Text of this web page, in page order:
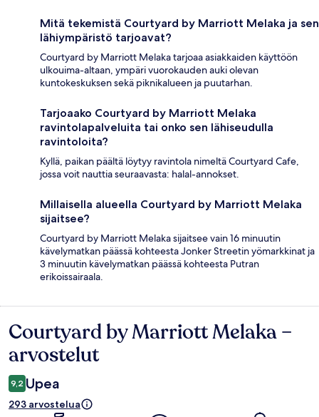
Mitä tekemistä Courtyard by Marriott Melaka ja sen
lähiympäristö tarjoavat?
Courtyard by Marriott Melaka tarjoaa asiakkaiden käyttöön
ulkouima-altaan, ympäri vuorokauden auki olevan
kuntokeskuksen sekä piknikalueen ja puutarhan.
Tarjoaako Courtyard by Marriott Melaka
ravintolapalveluita tai onko sen lähiseudulla
ravintoloita?
Kyllä, paikan päältä löytyy ravintola nimeltä Courtyard Cafe,
jossa voit nauttia seuraavasta: halal-annokset.
Millaisella alueella Courtyard by Marriott Melaka
sijaitsee?
Courtyard by Marriott Melaka sijaitsee vain 16 minuutin
kävelymatkan päässä kohteesta Jonker Streetin yömarkkinat ja
3 minuutin kävelymatkan päässä kohteesta Putran
erikoissairaala.
Arvostelut
Courtyard by Marriott Melaka –
arvostelut
9,2 Upea
293 arvostelua